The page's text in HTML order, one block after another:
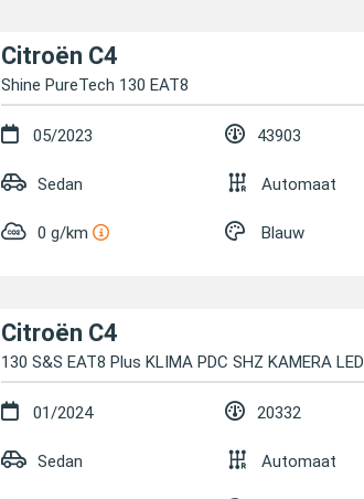
Citroën C4
Shine PureTech 130 EAT8
05/2023 43903
Sedan Automaat
0 g/km Blauw
Citroën C4
130 S&S EAT8 Plus KLIMA PDC SHZ KAMERA LED
01/2024 20332
Sedan Automaat